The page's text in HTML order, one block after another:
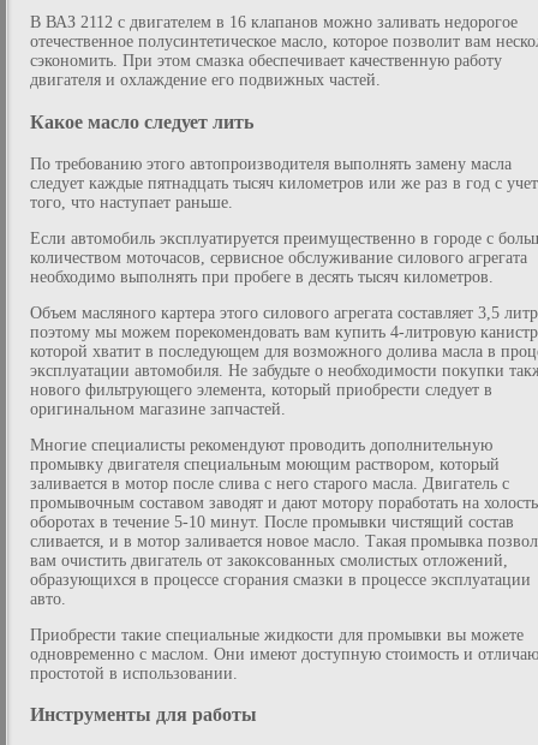
В ВАЗ 2112 с двигателем в 16 клапанов можно заливать недорогое
отечественное полусинтетическое масло, которое позволит вам
сэкономить. При этом смазка обеспечивает качественную работу
двигателя и охлаждение его подвижных частей.
Какое масло следует лить
По требованию этого автопроизводителя выполнять замену масла
следует каждые пятнадцать тысяч километров или же раз в год с
того, что наступает раньше.
Если автомобиль эксплуатируется преимущественно в городе с
количеством моточасов, сервисное обслуживание силового агрегата
необходимо выполнять при пробеге в десять тысяч километров.
Объем масляного картера этого силового агрегата составляет 3,5
поэтому мы можем порекомендовать вам купить 4-литровую
которой хватит в последующем для возможного долива масла в
эксплуатации автомобиля. Не забудьте о необходимости покупки
нового фильтрующего элемента, который приобрести следует в
оригинальном магазине запчастей.
Многие специалисты рекомендуют проводить дополнительную
промывку двигателя специальным моющим раствором, который
заливается в мотор после слива с него старого масла. Двигатель с
промывочным составом заводят и дают мотору поработать на
оборотах в течение 5-10 минут. После промывки чистящий состав
сливается, и в мотор заливается новое масло. Такая промывка
вам очистить двигатель от закоксованных смолистых отложений,
образующихся в процессе сгорания смазки в процессе эксплуатации
авто.
Приобрести такие специальные жидкости для промывки вы можете
одновременно с маслом. Они имеют доступную стоимость и
простотой в использовании.
Инструменты для работы